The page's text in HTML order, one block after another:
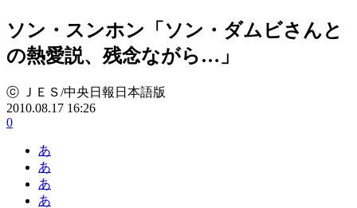
ソン・スンホン「ソン・ダムビさんと
の熱愛説、残念ながら…」
ⓒ ＪＥＳ/中央日報日本語版
2010.08.17 16:26
0
あ
あ
あ
あ